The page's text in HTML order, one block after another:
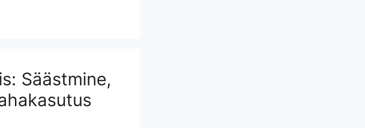
Säästmine,